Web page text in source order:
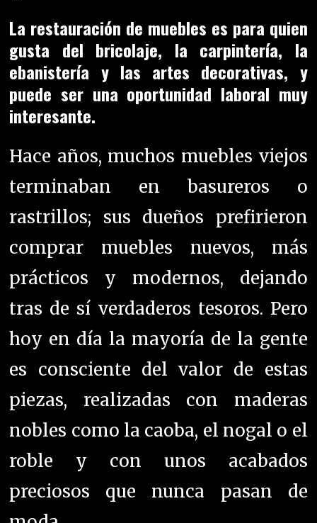
La restauración de muebles es para quien
gusta del bricolaje, la carpintería, la
ebanistería y las artes decorativas, y
puede ser una oportunidad laboral muy
interesante.
Hace años, muchos muebles viejos
terminaban en basureros o
rastrillos; sus dueños prefirieron
comprar muebles nuevos, más
prácticos y modernos, dejando
tras de sí verdaderos tesoros. Pero
hoy en día la mayoría de la gente
es consciente del valor de estas
piezas, realizadas con maderas
nobles como la caoba, el nogal o el
roble y con unos acabados
preciosos que nunca pasan de